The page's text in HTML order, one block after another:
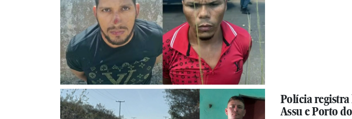
Polícia
Assu e Porto